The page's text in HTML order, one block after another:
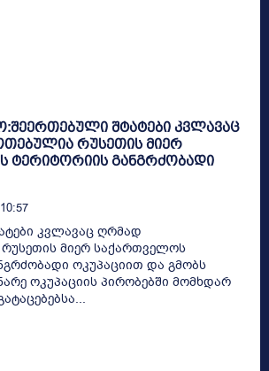
შტატები კვლავაც
რუსეთის მიერ
ტერიტორიის განგრძობადი
კვლავაც ღრმად
მიერ საქართველოს
ოკუპაციით და გმობს
ოკუპაციის პირობებში მომხდარ